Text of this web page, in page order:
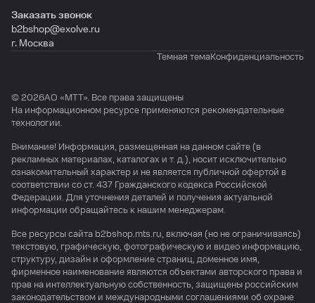
Заказать звонок
b2bshop@exolve.ru
г. Москва
Темная темаКонфиденциальность
© 2026АО «МTТ». Все права защищены
На информационном ресурсе применяются рекомендательные
технологии.
Внимание! Информация, размещенная на данном сайте (в
рекламных материалах, каталогах и т. д.), носит исключительно
ознакомительный характер и не является публичной офертой в
соответствии со ст. 437 Гражданского кодекса Российской
Федерации. Для уточнения деталей и получения актуальной
информации обращайтесь к нашим менеджерам.
Все ресурсы сайта b2bshop.mts.ru, включая (но не ограничиваясь)
текстовую, графическую, фотографическую и видео информацию,
структуру, дизайн и оформление страниц, доменное имя,
фирменное наименование являются объектами авторского права и
прав на интеллектуальную собственность, защищены российским
законодательством и международными соглашениями об охране